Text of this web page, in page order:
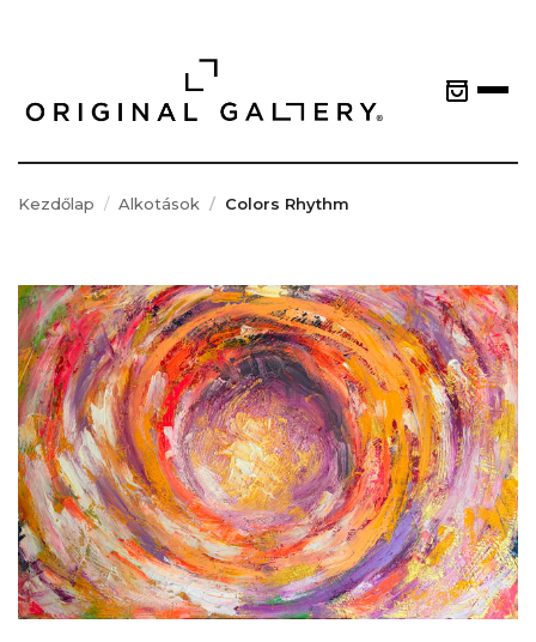
Kezdőlap Alkotások Colors Rhythm